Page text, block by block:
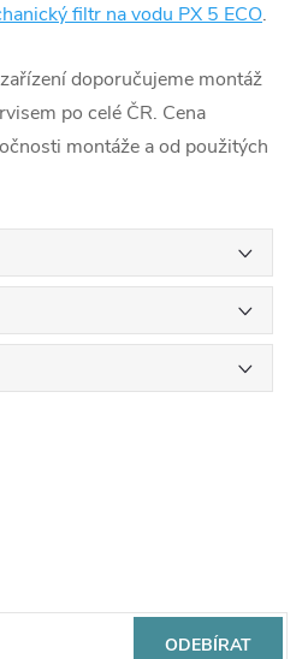
filtr na vodu PX 5 ECO.
doporučujeme montáž
po celé ČR. Cena
montáže a od použitých
ODEBÍRAT